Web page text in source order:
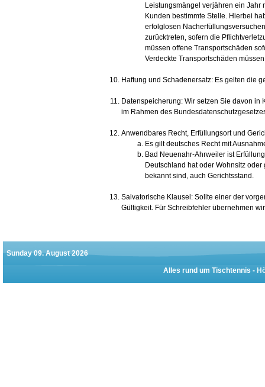
Leistungsmängel verjähren ein
Kunden bestimmte Stelle. Hierbei
erfolglosen
zurücktreten, sofern die
müssen offene Transportschäden
Verdeckte Transportschäden
Haftung und Schadenersatz: Es gelten die
Datenspeicherung: Wir setzen Sie davon
im Rahmen des
Anwendbares Recht, Erfüllungsort und
Es gilt deutsches Recht mit
Bad Neuenahr-Ahrweiler ist
Deutschland hat oder Wohnsitz
bekannt sind, auch Gerichtsstand.
Salvatorische Klausel: Sollte einer der
Gültigkeit. Für Schreibfehler übernehmen
Sunday 09. August 2026
Alles rund um Tischtennis -